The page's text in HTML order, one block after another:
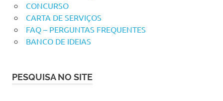
CONCURSO
CARTA DE SERVIÇOS
FAQ – PERGUNTAS FREQUENTES
BANCO DE IDEIAS
PESQUISA NO SITE